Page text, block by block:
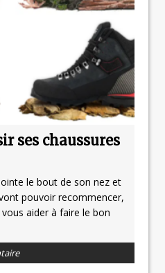
ses chaussures
le bout de son nez et
pouvoir recommencer,
aider à faire le bon